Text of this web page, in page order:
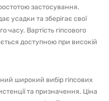
застосування.
усадки та зберігає свої
часу. Вартість гіпсового
доступною при високій
широкий вибір гіпсових
та призначення. Ціна